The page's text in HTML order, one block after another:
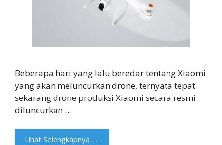
Beberapa hari yang lalu beredar tentang Xiaomi
yang akan meluncurkan drone, ternyata tepat
sekarang drone produksi Xiaomi secara resmi
diluncurkan …
Lihat Selengkapnya →